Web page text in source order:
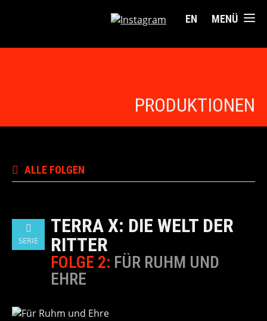
EN MENÜ
PRODUKTIONEN
ALLE FOLGEN
SERIE
TERRA X: DIE WELT DER
RITTER
FOLGE 2: FÜR RUHM UND
EHRE